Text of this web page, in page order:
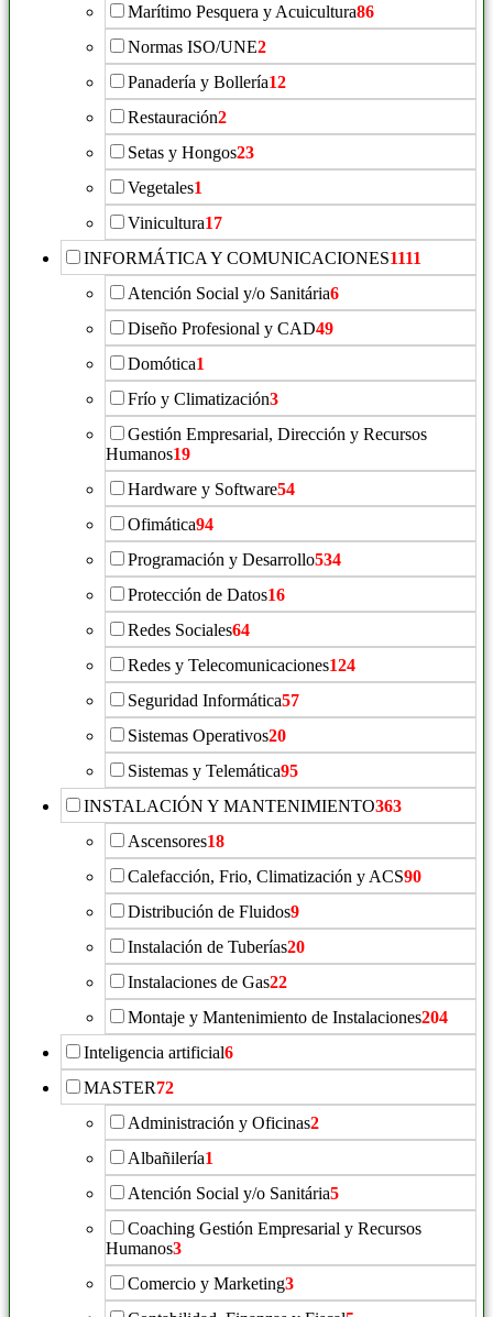
Marítimo Pesquera y Acuicultura86
Normas ISO/UNE2
Panadería y Bollería12
Restauración2
Setas y Hongos23
Vegetales1
Vinicultura17
INFORMÁTICA Y COMUNICACIONES1111
Atención Social y/o Sanitária6
Diseño Profesional y CAD49
Domótica1
Frío y Climatización3
Gestión Empresarial, Dirección y Recursos
Humanos19
Hardware y Software54
Ofimática94
Programación y Desarrollo534
Protección de Datos16
Redes Sociales64
Redes y Telecomunicaciones124
Seguridad Informática57
Sistemas Operativos20
Sistemas y Telemática95
INSTALACIÓN Y MANTENIMIENTO363
Ascensores18
Calefacción, Frio, Climatización y ACS90
Distribución de Fluidos9
Instalación de Tuberías20
Instalaciones de Gas22
Montaje y Mantenimiento de Instalaciones204
Inteligencia artificial6
MASTER72
Administración y Oficinas2
Albañilería1
Atención Social y/o Sanitária5
Coaching Gestión Empresarial y Recursos
Humanos3
Comercio y Marketing3